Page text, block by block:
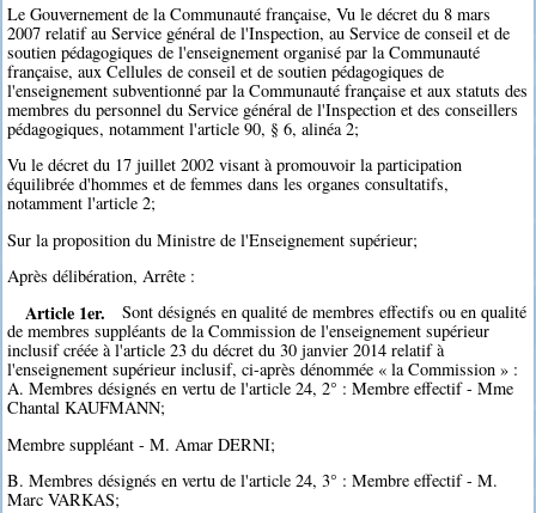
Le Gouvernement de la Communauté française, Vu le décret du 8 mars
2007 relatif au Service général de l'Inspection, au Service de conseil et de
soutien pédagogiques de l'enseignement organisé par la Communauté
française, aux Cellules de conseil et de soutien pédagogiques de
l'enseignement subventionné par la Communauté française et aux statuts des
membres du personnel du Service général de l'Inspection et des conseillers
pédagogiques, notamment l'article 90, § 6, alinéa 2;
Vu le décret du 17 juillet 2002 visant à promouvoir la participation
équilibrée d'hommes et de femmes dans les organes consultatifs,
notamment l'article 2;
Sur la proposition du Ministre de l'Enseignement supérieur;
Après délibération, Arrête :
Article 1er.
Sont désignés en qualité de membres effectifs ou en qualité
de membres suppléants de la Commission de l'enseignement supérieur
inclusif créée à l'article 23 du décret du 30 janvier 2014 relatif à
l'enseignement supérieur inclusif, ci-après dénommée « la Commission » :
A. Membres désignés en vertu de l'article 24, 2° : Membre effectif - Mme
Chantal KAUFMANN;
Membre suppléant - M. Amar DERNI;
B. Membres désignés en vertu de l'article 24, 3° : Membre effectif - M.
Marc VARKAS;